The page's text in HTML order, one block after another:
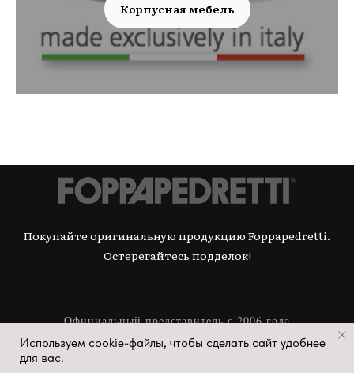
Корпусная мебель
Покупайте оригинальную продукцию Foppapedretti.
Остерегайтесь подделок!
Официальный представитель с 2006 года
© 2023 Все права защищены
Используем cookie-файлы, чтобы сделать сайт удобнее
для вас.